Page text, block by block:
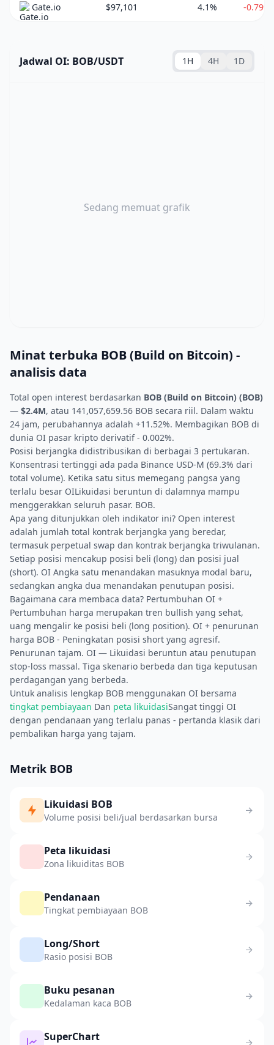
Gate.io $97,101 4.1% -0.79%
Jadwal OI: BOB/USDT 1H 4H 1D
Sedang memuat grafik
Minat terbuka BOB (Build on Bitcoin) -
analisis data
Total open interest berdasarkan BOB (Build on Bitcoin) (BOB)
— $2.4M, atau 141,057,659.56 BOB secara riil. Dalam waktu
24 jam, perubahannya adalah +11.52%. Membagikan BOB di
dunia OI pasar kripto derivatif - 0.002%.
Posisi berjangka didistribusikan di berbagai 3 pertukaran.
Konsentrasi tertinggi ada pada Binance USD-M (69.3% dari
total volume). Ketika satu situs memegang pangsa yang
terlalu besar OILikuidasi beruntun di dalamnya mampu
menggerakkan seluruh pasar. BOB.
Apa yang ditunjukkan oleh indikator ini? Open interest
adalah jumlah total kontrak berjangka yang beredar,
termasuk perpetual swap dan kontrak berjangka triwulanan.
Setiap posisi mencakup posisi beli (long) dan posisi jual
(short). OI Angka satu menandakan masuknya modal baru,
sedangkan angka dua menandakan penutupan posisi.
Bagaimana cara membaca data? Pertumbuhan OI +
Pertumbuhan harga merupakan tren bullish yang sehat,
uang mengalir ke posisi beli (long position). OI + penurunan
harga BOB - Peningkatan posisi short yang agresif.
Penurunan tajam. OI — Likuidasi beruntun atau penutupan
stop-loss massal. Tiga skenario berbeda dan tiga keputusan
perdagangan yang berbeda.
Untuk analisis lengkap BOB menggunakan OI bersama
tingkat pembiayaan Dan peta likuidasiSangat tinggi OI
dengan pendanaan yang terlalu panas - pertanda klasik dari
pembalikan harga yang tajam.
Metrik BOB
Likuidasi BOB
Volume posisi beli/jual berdasarkan bursa
Peta likuidasi
Zona likuiditas BOB
Pendanaan
Tingkat pembiayaan BOB
Long/Short
Rasio posisi BOB
Buku pesanan
Kedalaman kaca BOB
SuperChart